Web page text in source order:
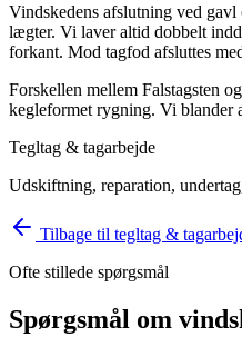
Vindskedens afslutning ved
lægter. Vi laver altid dobbelt
forkant. Mod tagfod afsluttes
Forskellen mellem Falstagsten
kegleformet rygning. Vi blander
Tegltag & tagarbejde
Udskiftning, reparation,
Tilbage til tegltag &
Ofte stillede spørgsmål
Spørgsmål om